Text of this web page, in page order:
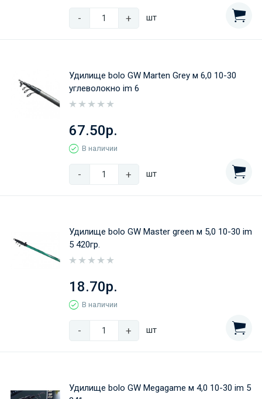
- + шт
Удилище bolo GW Marten Grey м 6,0 10-30
углеволокно im 6
67.50р.
В наличии
- + шт
Удилище bolo GW Master green м 5,0 10-30 im
5 420гр.
18.70р.
В наличии
- + шт
Удилище bolo GW Megagame м 4,0 10-30 im 5